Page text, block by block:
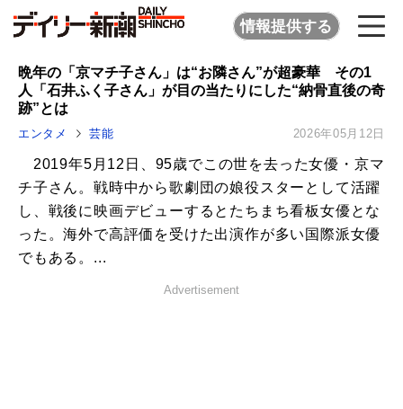
情報提供する
晩年の「京マチ子さん」は“お隣さん”が超豪華 その1
人「石井ふく子さん」が目の当たりにした“納骨直後の奇
跡”とは
エンタメ 芸能 2026年05月12日
2019年5月12日、95歳でこの世を去った女優・京マ
チ子さん。戦時中から歌劇団の娘役スターとして活躍
し、戦後に映画デビューするとたちまち看板女優とな
った。海外で高評価を受けた出演作が多い国際派女優
でもある。...
Advertisement